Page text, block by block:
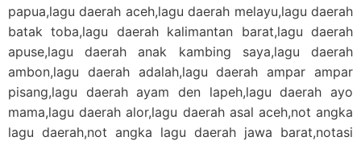
papua,lagu daerah aceh,lagu daerah melayu,lagu daerah
batak toba,lagu daerah kalimantan barat,lagu daerah
apuse,lagu daerah anak kambing saya,lagu daerah
ambon,lagu daerah adalah,lagu daerah ampar ampar
pisang,lagu daerah ayam den lapeh,lagu daerah ayo
mama,lagu daerah alor,lagu daerah asal aceh,not angka
lagu daerah,not angka lagu daerah jawa barat,notasi